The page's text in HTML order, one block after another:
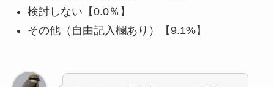
検討しない【0.0％】
その他（自由記入欄あり）【9.1%】